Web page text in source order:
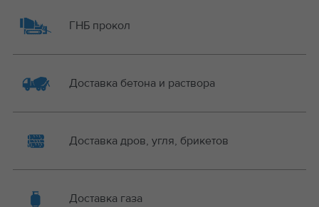
ГНБ прокол
Доставка бетона и раствора
Доставка дров, угля, брикетов
Доставка газа